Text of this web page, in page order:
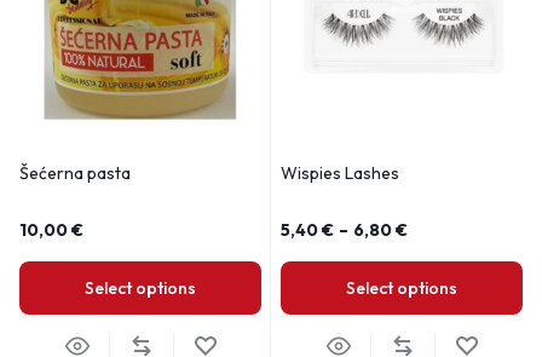
Šećerna pasta
10,00€
Select options
Wispies Lashes
5,40€ – 6,80€
Select options